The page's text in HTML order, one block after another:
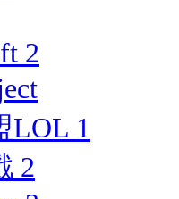
2
LOL 1
2